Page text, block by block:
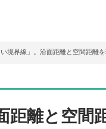
境界線」。沿面距離と空間距離
距離と空間